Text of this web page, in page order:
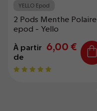
YELLO Epod
2 Pods Menthe Polaire
epod - Yello
À partir
de
6,00 €